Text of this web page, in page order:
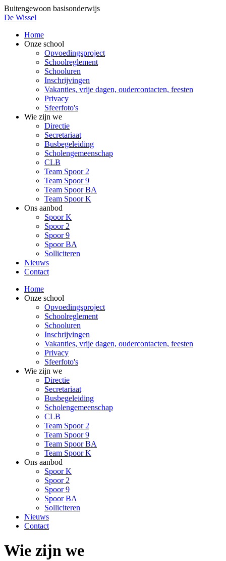
Overslaan
en
inhoud
Buitengewoon basisonderwijs
De Wissel
Hoofdnavigatie
Home
Onze school
Opvoedingsproject
Schoolreglement
Schooluren
Inschrijvingen
Vakanties, vrije dagen, oudercontacten, feesten
Privacy
Sfeerfoto's
Wie zijn we
Directie
Secretariaat
Busbegeleiding
Scholengemeenschap
CLB
Team Spoor 2
Team Spoor 9
Team Spoor BA
Team Spoor K
Ons aanbod
Spoor K
Spoor 2
Spoor 9
Spoor BA
Solliciteren
Nieuws
Contact
Menu
Hoofdnavigatie
Home
Onze school
Opvoedingsproject
Schoolreglement
Schooluren
Inschrijvingen
Vakanties, vrije dagen, oudercontacten, feesten
Privacy
Sfeerfoto's
Wie zijn we
Directie
Secretariaat
Busbegeleiding
Scholengemeenschap
CLB
Team Spoor 2
Team Spoor 9
Team Spoor BA
Team Spoor K
Ons aanbod
Spoor K
Spoor 2
Spoor 9
Spoor BA
Solliciteren
Nieuws
Contact
Wie zijn we